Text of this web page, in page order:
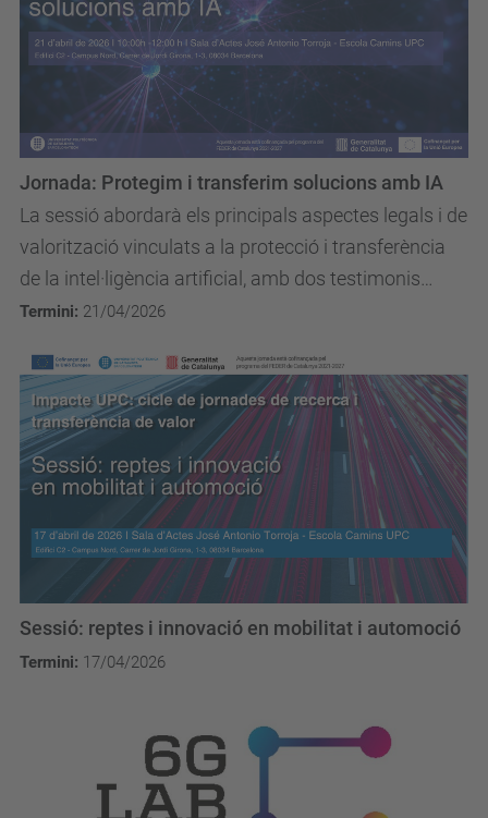
La sessió abordarà els principals aspectes legals i de
valorització vinculats a la protecció i transferència
de la intel·ligència artificial, amb dos testimonis
d’investigadors UPC.
Jornada: Protegim i transferim solucions amb IA
Termini: 21/04/2026
Sessió: reptes i innovació en mobilitat i automoció
Termini: 17/04/2026